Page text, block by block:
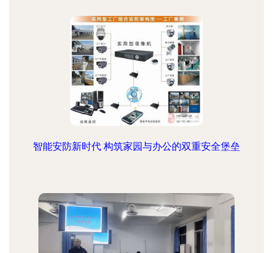
智能安防新时代 构筑家园与办公的双重安全堡垒